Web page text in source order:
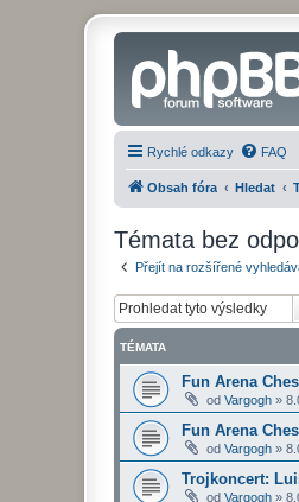
Rychlé odkazy FAQ
Obsah fóra Hledat
Témata bez
Přejít na rozšířené
TÉMATA
Fun Arena
od Vargogh »
Fun Arena
od Vargogh »
Trojkoncert:
od Vargogh »